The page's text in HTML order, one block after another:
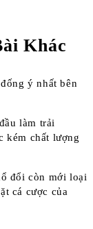
Khác
ý nhất bên
làm trải
kém chất lượng
đổi còn mới loại
cá cược của